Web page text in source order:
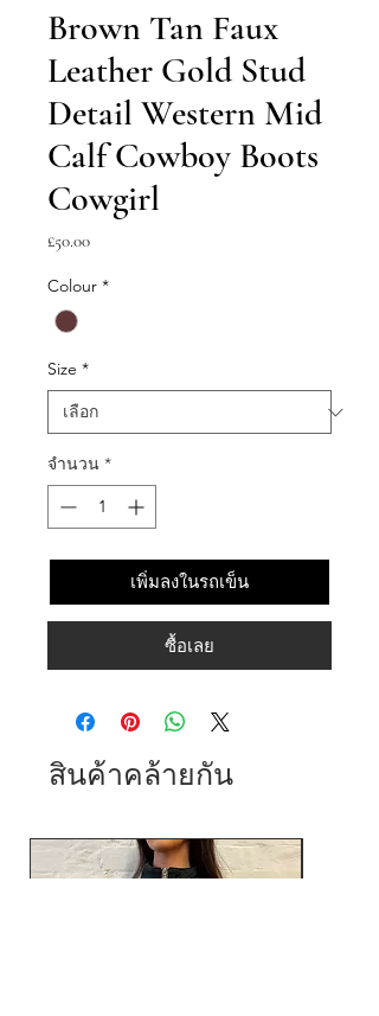
Brown Tan Faux
Leather Gold Stud
Detail Western Mid
Calf Cowboy Boots
Cowgirl
£50.00ราคา
Colour *
Size *
จำนวน *
เพิ่มลงในรถเข็น
ซื้อเลย
สินค้าคล้ายกัน